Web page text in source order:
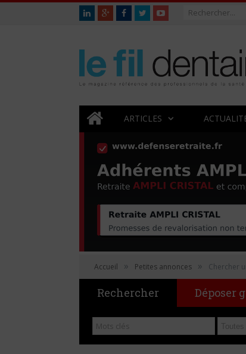
ARTICLES
Accueil » Petites annonces » Chercher
Rechercher Déposer